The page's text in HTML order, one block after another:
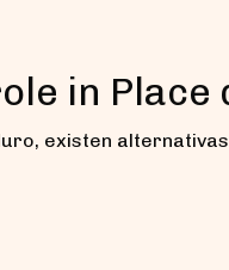
in Place
existen